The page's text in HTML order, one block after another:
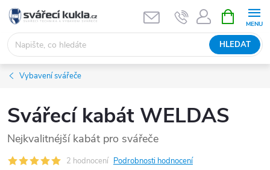
Přejít na obsah
HLEDAT
Vybavení svářeče
Svářecí kabát WELDAS
Nejkvalitnéjší kabát pro svářeče
2 hodnocení Podrobnosti hodnocení